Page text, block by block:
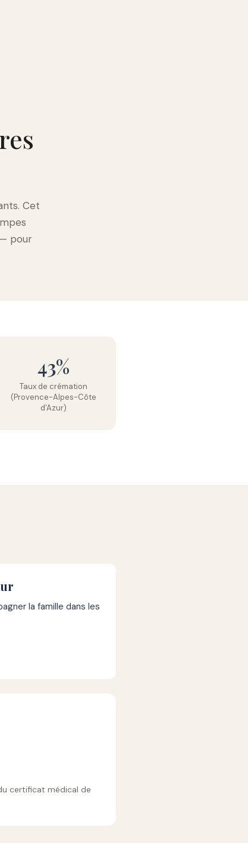
Cet
pour
43%
Taux de crémation
(Provence-Alpes-Côte
d'Azur)
la famille dans les
certificat médical de